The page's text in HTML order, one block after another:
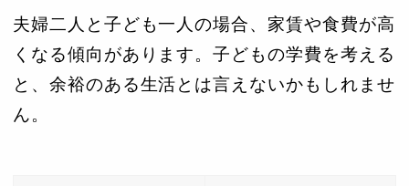
夫婦二人と子ども一人の場合、家賃や食費が高
くなる傾向があります。子どもの学費を考える
と、余裕のある生活とは言えないかもしれませ
ん。